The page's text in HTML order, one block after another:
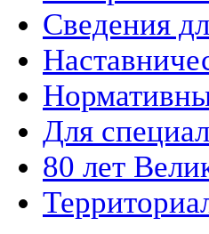
Сведения
Для
80 лет